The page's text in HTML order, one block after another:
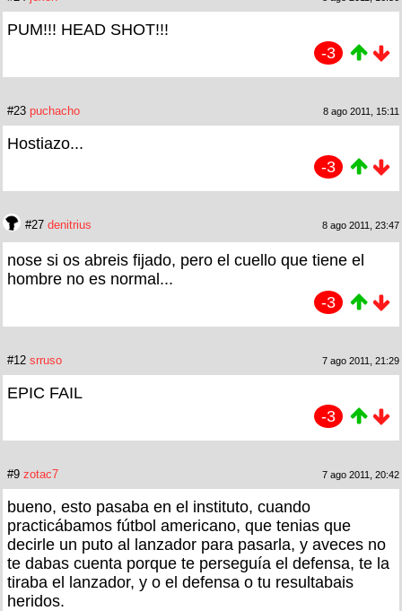
PUM!!! HEAD SHOT!!!
-3
#23 puchacho 8 ago 2011, 15:11
Hostiazo...
-3
#27 denitrius 8 ago 2011, 23:47
nose si os abreis fijado, pero el cuello que tiene el
hombre no es normal...
-3
#12 srruso 7 ago 2011, 21:29
EPIC FAIL
-3
#9 zotac7 7 ago 2011, 20:42
bueno, esto pasaba en el instituto, cuando
practicábamos fútbol americano, que tenias que
decirle un puto al lanzador para pasarla, y aveces no
te dabas cuenta porque te perseguía el defensa, te la
tiraba el lanzador, y o el defensa o tu resultabais
heridos.